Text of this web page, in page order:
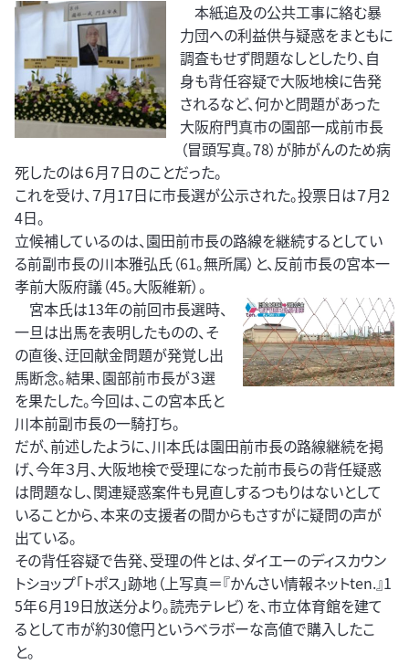
本紙追及の公共工事に絡む暴
力団への利益供与疑惑をまともに
調査もせず問題なしとしたり、自
身も背任容疑で大阪地検に告発
されるなど、何かと問題があった
大阪府門真市の園部一成前市長
（冒頭写真。78）が肺がんのため病
死したのは６月７日のことだった。
これを受け、７月17日に市長選が公示された。投票日は７月2
4日。
立候補しているのは、園田前市長の路線を継続するとしてい
る前副市長の川本雅弘氏（61。無所属）と、反前市長の宮本一
孝前大阪府議（45。大阪維新）。
宮本氏は13年の前回市長選時、
一旦は出馬を表明したものの、そ
の直後、迂回献金問題が発覚し出
馬断念。結果、園部前市長が３選
を果たした。今回は、この宮本氏と
川本前副市長の一騎打ち。
だが、前述したように、川本氏は園田前市長の路線継続を掲
げ、今年３月、大阪地検で受理になった前市長らの背任疑惑
は問題なし、関連疑惑案件も見直しするつもりはないとして
いることから、本来の支援者の間からもさすがに疑問の声が
出ている。
その背任容疑で告発、受理の件とは、ダイエーのディスカウン
トショップ「トポス」跡地（上写真＝『かんさい情報ネットten.』1
5年６月19日放送分より。読売テレビ）を、市立体育館を建て
るとして市が約30億円というベラボーな高値で購入したこ
と。